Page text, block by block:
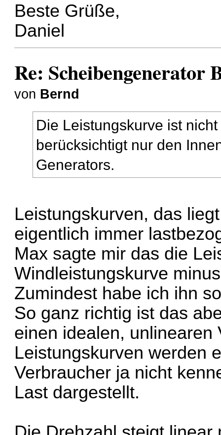
Beste Grüße,
Daniel
Re: Scheibengenerator
von Bernd
Die Leistungskurve ist
berücksichtigt nur den
Generators.
Leistungskurven, das
eigentlich immer
Max sagte mir das die
Windleistungskurve
Zumindest habe ich ihn
So ganz richtig ist das
einen idealen, unlinearen
Leistungskurven werden
Verbraucher ja nicht
Last dargestellt.